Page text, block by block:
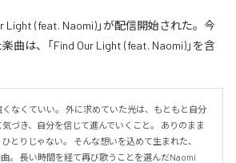
Light (feat. Naomi)」が配信開始された。今
曲は、「Find Our Light (feat. Naomi)」を含
なくていい。 外に求めていた光は、もともと自分
づき、自分を信じて進んでいくこと。 ありのまま
とりじゃない。 そんな想いを込めて生まれた、
。 長い時間を経て再び歌うことを選んだNaomi